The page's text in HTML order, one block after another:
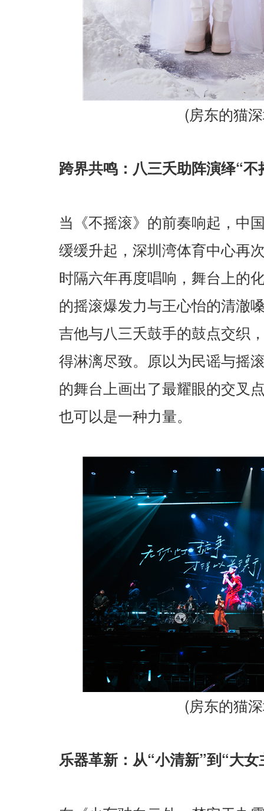
(房东的猫
跨界共鸣：八三夭助阵演绎“不
当《不摇滚》的前奏响起，中
缓缓升起，深圳湾体育中心再
时隔六年再度唱响，舞台上的
的摇滚爆发力与王心怡的清澈
吉他与八三夭鼓手的鼓点交织
得淋漓尽致。原以为民谣与摇
的舞台上画出了最耀眼的交叉
也可以是一种力量。
(房东的猫
乐器革新：从“小清新”到 “大女